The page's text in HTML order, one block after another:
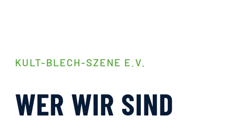
KULT-BLECH-SZENE E.V.
WER WIR SIND